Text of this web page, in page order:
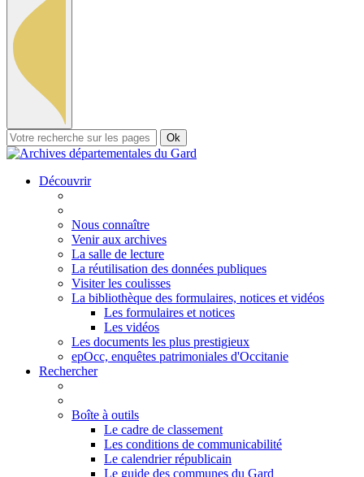
Ok
Découvrir
Nous connaître
Venir aux archives
La salle de lecture
La réutilisation des données publiques
Visiter les coulisses
La bibliothèque des formulaires, notices et vidéos
Les formulaires et notices
Les vidéos
Les documents les plus prestigieux
epOcc, enquêtes patrimoniales d'Occitanie
Rechercher
Boîte à outils
Le cadre de classement
Les conditions de communicabilité
Le calendrier républicain
Le guide des communes du Gard